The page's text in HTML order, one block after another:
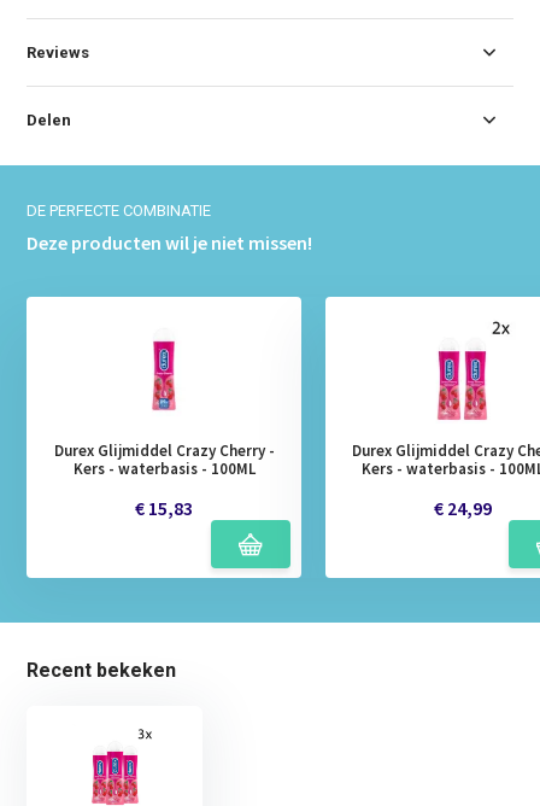
Reviews
Delen
DE PERFECTE COMBINATIE
Deze producten wil je niet missen!
Durex Glijmiddel Crazy Cherry -
Kers - waterbasis - 100ML
€ 15,83
Durex Glijmiddel Crazy
Kers - waterbasis -
€ 24,99
Recent bekeken